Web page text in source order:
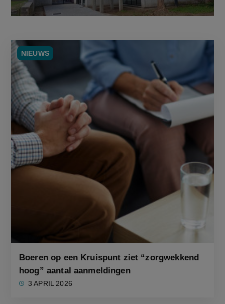
NIEUWS
Boeren op een Kruispunt ziet “zorgwekkend
hoog” aantal aanmeldingen
3 APRIL 2026